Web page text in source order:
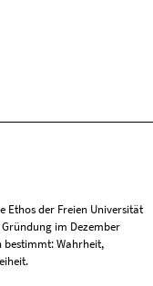
Ethos der Freien Universität
im Dezember
bestimmt: Wahrheit,